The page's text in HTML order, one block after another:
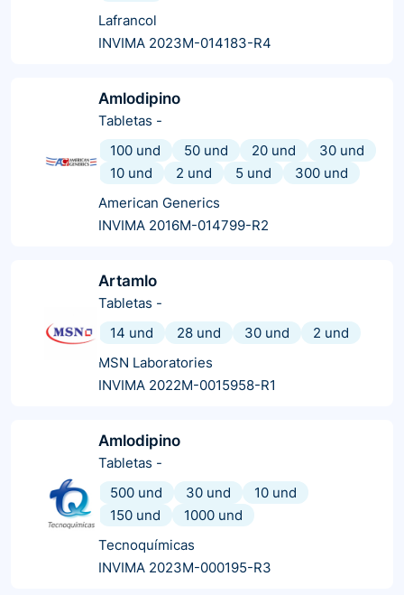
Lafrancol
INVIMA 2023M-014183-R4
Amlodipino
Tabletas -
100 und
50 und 20 und
30 und
10 und
2 und 5 und
300 und
American Generics
INVIMA 2016M-014799-R2
Artamlo
Tabletas -
14 und
28 und 30 und
2 und
MSN Laboratories
INVIMA 2022M-0015958-R1
Amlodipino
Tabletas -
500 und
30 und
10 und
150 und
1000 und
Tecnoquímicas
INVIMA 2023M-000195-R3